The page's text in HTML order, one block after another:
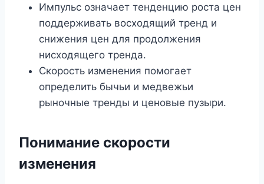
Импульс означает тенденцию роста цен
поддерживать восходящий тренд и
снижения цен для продолжения
нисходящего тренда.
Скорость изменения помогает
определить бычьи и медвежьи
рыночные тренды и ценовые пузыри.
Понимание скорости
изменения